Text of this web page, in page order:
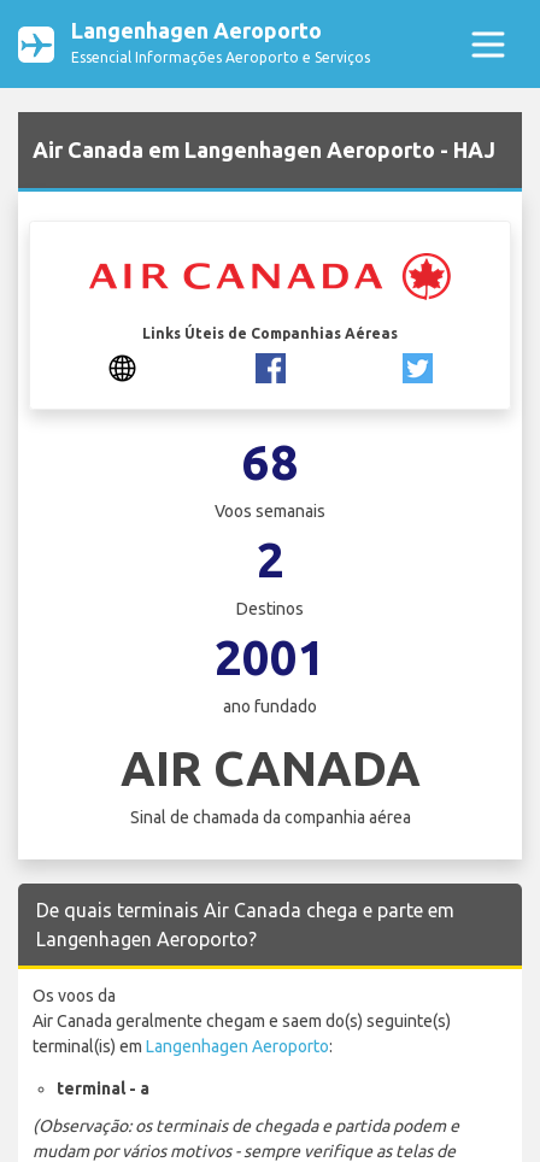
Langenhagen Aeroporto
Essencial Informações Aeroporto e Serviços
Air Canada em Langenhagen Aeroporto - HAJ
Links Úteis de Companhias Aéreas
68
Voos semanais
2
Destinos
2001
ano fundado
AIR CANADA
Sinal de chamada da companhia aérea
De quais terminais Air Canada chega e parte em
Langenhagen Aeroporto?
Os voos da
Air Canada geralmente chegam e saem do(s) seguinte(s)
terminal(is) em Langenhagen Aeroporto:
terminal - a
(Observação: os terminais de chegada e partida podem e
mudam por vários motivos - sempre verifique as telas de